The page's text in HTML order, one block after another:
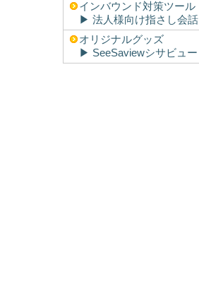
インバウンド対策ツール
▶︎ 法人様向け指さし会話
オリジナルグッズ
▶︎ SeeSaviewシサビュー